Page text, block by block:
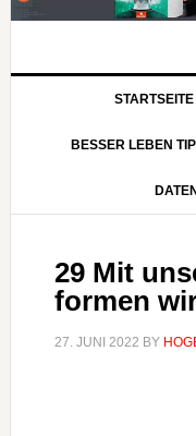
STARTSEITE
BESSER LEBEN
29 Mit
formen
27. JUNI 2022 BY